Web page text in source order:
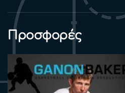
Προσφορές